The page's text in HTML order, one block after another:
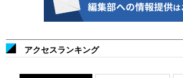
アクセスランキング